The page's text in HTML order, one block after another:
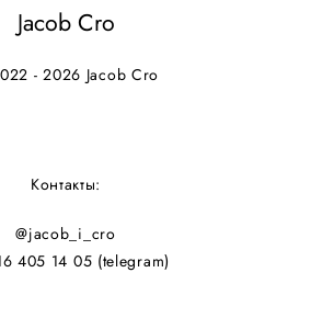
Jacob Cro
- 2026 Jacob Cro
Контакты:
@jacob_i_cro
405 14 05 (telegram)